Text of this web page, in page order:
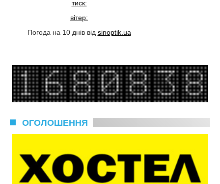
тиск:
вітер:
Погода на 10 днів від sinoptik.ua
ОГОЛОШЕННЯ